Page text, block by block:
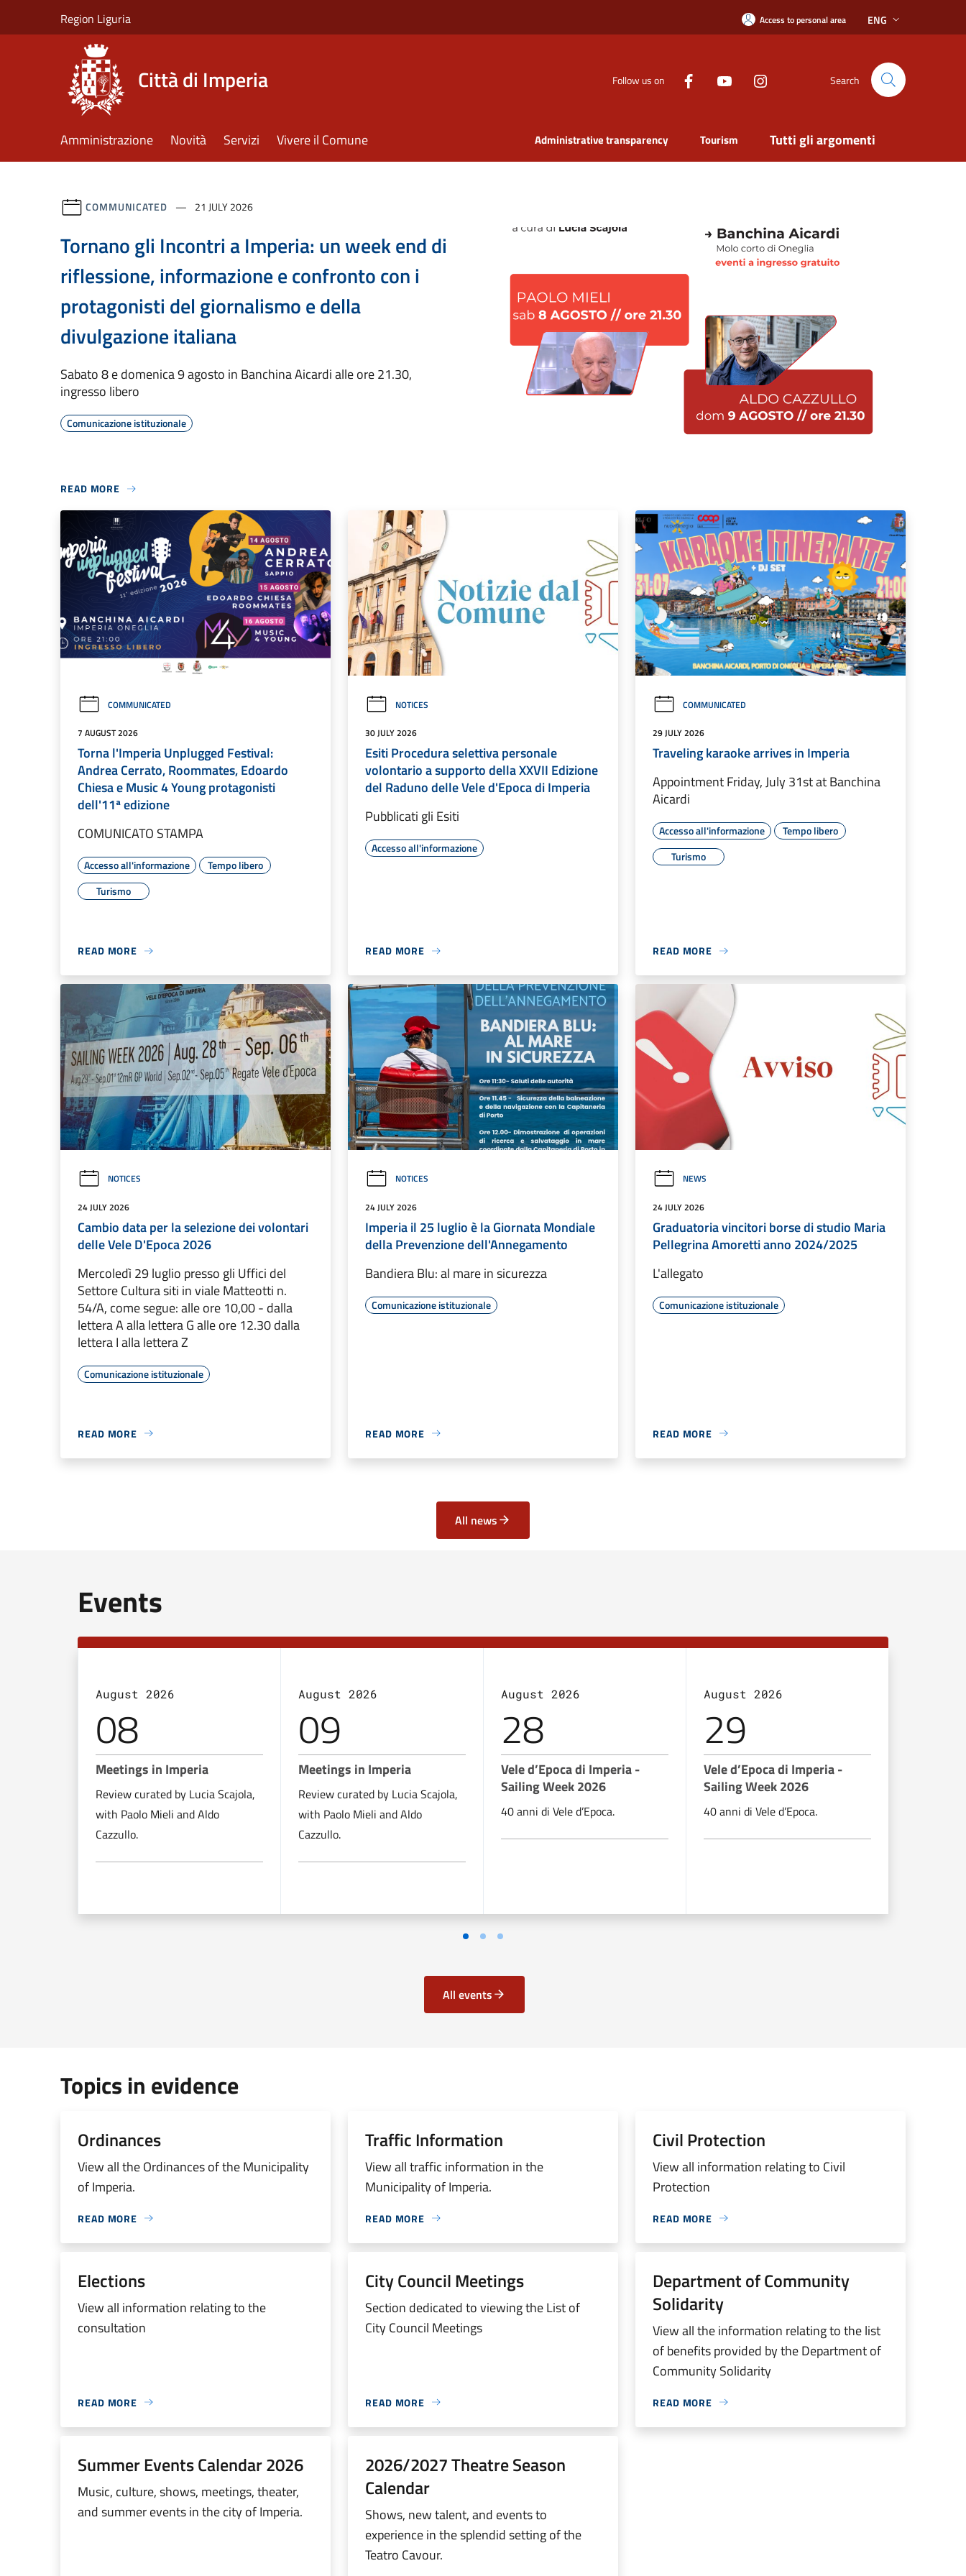
Region Liguria Access to personal area ENG
Città di Imperia Follow us on Search
Amministrazione Novità Servizi Vivere il Comune Administrative transparency Tourism Tutti gli argomenti
COMMUNICATED 21 JULY 2026
Tornano gli Incontri a Imperia: un week end di
riflessione, informazione e confronto con i
protagonisti del giornalismo e della
divulgazione italiana
Sabato 8 e domenica 9 agosto in Banchina Aicardi alle ore 21.30,
ingresso libero
Comunicazione istituzionale
READ MORE
COMMUNICATED
7 AUGUST 2026
Torna l'Imperia Unplugged Festival:
Andrea Cerrato, Roommates, Edoardo
Chiesa e Music 4 Young protagonisti
dell'11ª edizione
COMUNICATO STAMPA
Accesso all'informazione
Tempo libero
Turismo
READ MORE
NOTICES
30 JULY 2026
Esiti Procedura selettiva personale
volontario a supporto della XXVII Edizione
del Raduno delle Vele d'Epoca di Imperia
Pubblicati gli Esiti
Accesso all'informazione
READ MORE
COMMUNICATED
29 JULY 2026
Traveling karaoke arrives in Imperia
Appointment Friday, July 31st at Banchina
Aicardi
Accesso all'informazione
Tempo libero
Turismo
READ MORE
NOTICES
24 JULY 2026
Cambio data per la selezione dei volontari
delle Vele D'Epoca 2026
Mercoledì 29 luglio presso gli Uffici del
Settore Cultura siti in viale Matteotti n.
54/A, come segue: alle ore 10,00 - dalla
lettera A alla lettera G alle ore 12.30 dalla
lettera I alla lettera Z
Comunicazione istituzionale
READ MORE
NOTICES
24 JULY 2026
Imperia il 25 luglio è la Giornata Mondiale
della Prevenzione dell'Annegamento
Bandiera Blu: al mare in sicurezza
Comunicazione istituzionale
READ MORE
NEWS
24 JULY 2026
Graduatoria vincitori borse di studio Maria
Pellegrina Amoretti anno 2024/2025
L'allegato
Comunicazione istituzionale
READ MORE
All news
Events
August 2026
08
Meetings in Imperia
Review curated by Lucia Scajola,
with Paolo Mieli and Aldo
Cazzullo.
August 2026
09
Meetings in Imperia
Review curated by Lucia Scajola,
with Paolo Mieli and Aldo
Cazzullo.
August 2026
28
Vele d’Epoca di Imperia -
Sailing Week 2026
40 anni di Vele d’Epoca.
August 2026
29
Vele d’Epoca di Imperia -
Sailing Week 2026
40 anni di Vele d’Epoca.
All events
Topics in evidence
Ordinances
View all the Ordinances of the Municipality
of Imperia.
READ MORE
Traffic Information
View all traffic information in the
Municipality of Imperia.
READ MORE
Civil Protection
View all information relating to Civil
Protection
READ MORE
Elections
View all information relating to the
consultation
READ MORE
City Council Meetings
Section dedicated to viewing the List of
City Council Meetings
READ MORE
Department of Community
Solidarity
View all the information relating to the list
of benefits provided by the Department of
Community Solidarity
READ MORE
Summer Events Calendar 2026
Music, culture, shows, meetings, theater,
and summer events in the city of Imperia.
2026/2027 Theatre Season
Calendar
Shows, new talent, and events to
experience in the splendid setting of the
Teatro Cavour.